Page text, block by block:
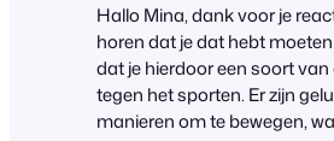
Hallo Mina, dank voor je
horen dat je dat hebt
dat je hierdoor een soort
tegen het sporten. Er zijn
manieren om te bewegen,